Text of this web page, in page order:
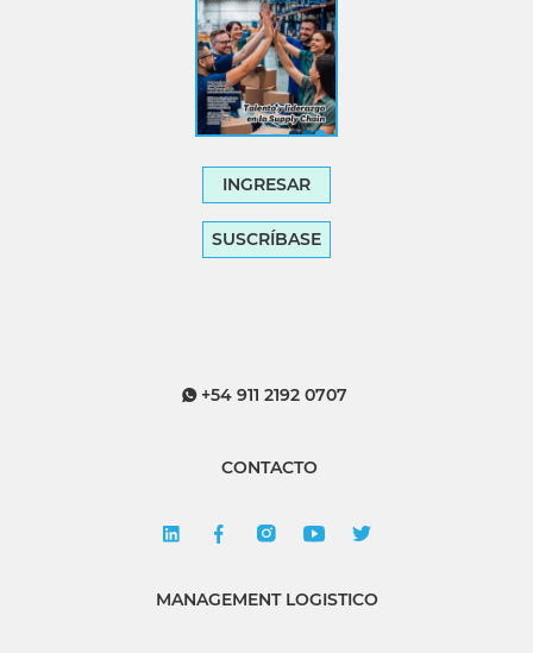
INGRESAR
SUSCRÍBASE
+54 911 2192 0707
CONTACTO
MANAGEMENT LOGISTICO